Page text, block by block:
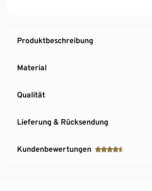
Produktbeschreibung
Material
Qualität
Lieferung & Rücksendung
Kundenbewertungen